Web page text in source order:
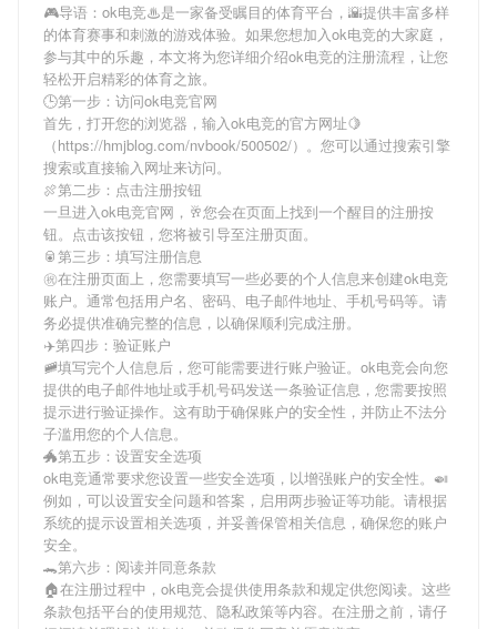
🎮导语： ok电竞♨是一家备受瞩目的体育平台，🌇提供丰富多样
的体育赛事和刺激的游戏体验。如果您想加入ok电竞的大家庭，
参与其中的乐趣，本文将为您详细介绍ok电竞的注册流程，让您
轻松开启精彩的体育之旅。
🕒第一步：访问ok电竞官网
首先，打开您的浏览器，输入ok电竞的官方网址🍋
（https://hmjblog.com/nvbook/500502/）。您可以通过搜索引擎
搜索或直接输入网址来访问。
🍖第二步：点击注册按钮
一旦进入ok电竞官网，🥂您会在页面上找到一个醒目的注册按
钮。点击该按钮，您将被引导至注册页面。
🥫第三步：填写注册信息
㊗在注册页面上，您需要填写一些必要的个人信息来创建ok电竞
账户。通常包括用户名、密码、电子邮件地址、手机号码等。请
务必提供准确完整的信息，以确保顺利完成注册。
✈️第四步：验证账户
🚞填写完个人信息后，您可能需要进行账户验证。 ok电竞会向您
提供的电子邮件地址或手机号码发送一条验证信息，您需要按照
提示进行验证操作。这有助于确保账户的安全性，并防止不法分
子滥用您的个人信息。
🐲第五步：设置安全选项
ok电竞通常要求您设置一些安全选项，以增强账户的安全性。🍛
例如，可以设置安全问题和答案，启用两步验证等功能。请根据
系统的提示设置相关选项，并妥善保管相关信息，确保您的账户
安全。
🐊第六步：阅读并同意条款
🏠在注册过程中， ok电竞会提供使用条款和规定供您阅读。这些
条款包括平台的使用规范、隐私政策等内容。在注册之前，请仔